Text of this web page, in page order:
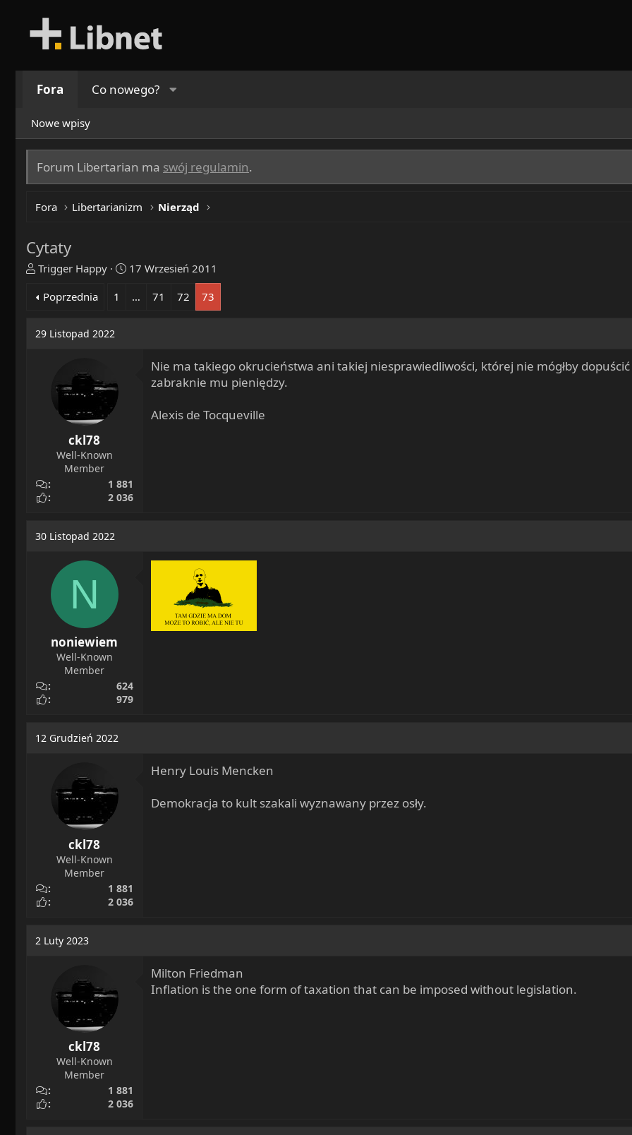
Fora Co nowego?
Nowe wpisy
Forum Libertarian ma swój regulamin.
Fora Libertarianizm Nierząd
Cytaty
T
r
a
d
Trigger Happy
R
z
17 Wrzesień 2011
Poprzednia
1 … 71 72 73
29 Listopad 2022
ckl78
Well-Known
Member
1 881
2 036
Nie ma takiego okrucieństwa ani takiej niesprawiedliwości, której nie mógłby
zabraknie mu pieniędzy.
Alexis de Tocqueville
30 Listopad 2022
N
noniewiem
Well-Known
Member
624
979
12 Grudzień 2022
ckl78
Well-Known
Member
1 881
2 036
Henry Louis Mencken
Demokracja to kult szakali wyznawany przez osły.
2 Luty 2023
ckl78
Well-Known
Member
1 881
2 036
Milton Friedman
Inflation is the one form of taxation that can be imposed without legislation.